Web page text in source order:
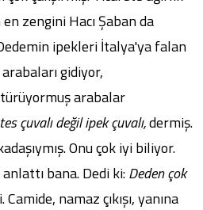
zengini Hacı Şaban da
ipekleri İtalya'ya falan
gidiyor,
arabalar
çuvalı değil ipek çuvalı,dermiş.
Onu çok iyi biliyor.
bana. Dedi ki:Deden çok
Camide, namaz çıkışı, yanına